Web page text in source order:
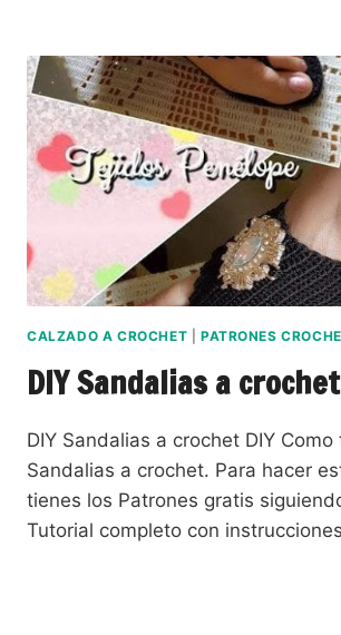
CALZADO A CROCHET PATRONES
DIY Sandalias a crochet
DIY Sandalias a crochet DIY Como
Sandalias a crochet. Para hacer
tienes los Patrones gratis
Tutorial completo con